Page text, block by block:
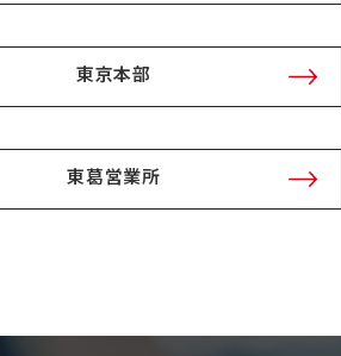
東京本部
東葛営業所